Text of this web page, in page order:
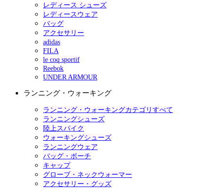
レディース シューズ
レディースウェア
バッグ
アクセサリー
adidas
FILA
le coq sportif
Reebok
UNDER ARMOUR
ランニング・ウォーキング
ランニング・ウォーキングカテゴリすべて
ランニングシューズ
陸上スパイク
ウォーキングシューズ
ランニングウェア
バッグ・ポーチ
キャップ
グローブ・ネックウォーマー
アクセサリー・グッズ